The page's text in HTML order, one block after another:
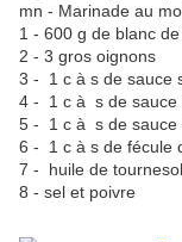
mn - Marinade au
1 - 600 g de blanc
2 - 3 gros oignons
3 - 1 c à s de sauce
4 - 1 c à s de sauce
5 - 1 c à s de sauce
6 - 1 c à s de fécule
7 - huile de tournesol
8 - sel et poivre